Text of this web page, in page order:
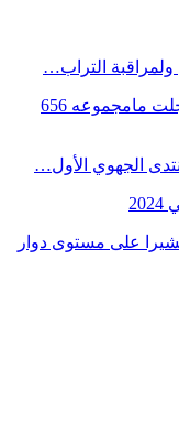
ولمراقبة التراب…
2024 : مراكش ضمن أربع مدن بالممكلة سجلت مامجموعه 656
الجهوي الأول…
على مستوى دوار